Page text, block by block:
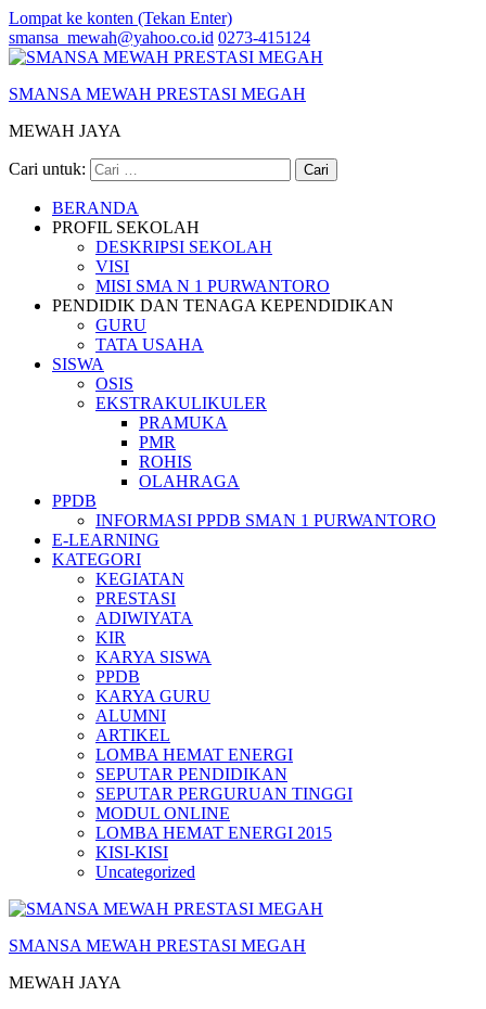
Lompat ke konten (Tekan Enter)
smansa_mewah@yahoo.co.id 0273-415124
SMANSA MEWAH PRESTASI MEGAH
MEWAH JAYA
Cari untuk:
BERANDA
PROFIL SEKOLAH
DESKRIPSI SEKOLAH
VISI
MISI SMA N 1 PURWANTORO
PENDIDIK DAN TENAGA KEPENDIDIKAN
GURU
TATA USAHA
SISWA
OSIS
EKSTRAKULIKULER
PRAMUKA
PMR
ROHIS
OLAHRAGA
PPDB
INFORMASI PPDB SMAN 1 PURWANTORO
E-LEARNING
KATEGORI
KEGIATAN
PRESTASI
ADIWIYATA
KIR
KARYA SISWA
PPDB
KARYA GURU
ALUMNI
ARTIKEL
LOMBA HEMAT ENERGI
SEPUTAR PENDIDIKAN
SEPUTAR PERGURUAN TINGGI
MODUL ONLINE
LOMBA HEMAT ENERGI 2015
KISI-KISI
Uncategorized
SMANSA MEWAH PRESTASI MEGAH
MEWAH JAYA